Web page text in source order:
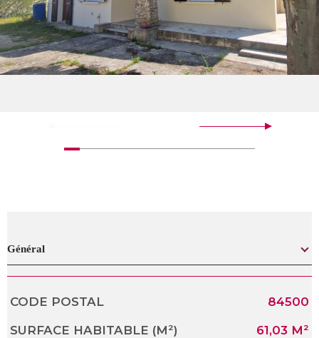
Général
Caractérisque Valeurs
CODE POSTAL 84500
SURFACE HABITABLE (M²) 61,03 M²